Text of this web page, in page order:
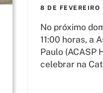
8 DE FEVEREIRO
No próximo
11:00 horas, a
Paulo (ACASP
celebrar na